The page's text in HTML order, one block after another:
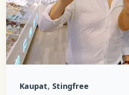
Kaupat, Stingfree